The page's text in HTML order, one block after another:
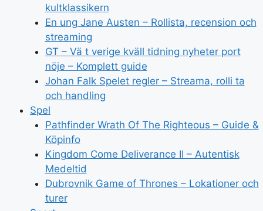
kultklassikern
En ung Jane Austen – Rollista, recension och
streaming
GT – Vä t verige kväll tidning nyheter port
nöje – Komplett guide
Johan Falk Spelet regler – Streama, rolli ta
och handling
Spel
Pathfinder Wrath Of The Righteous – Guide &
Köpinfo
Kingdom Come Deliverance II – Autentisk
Medeltid
Dubrovnik Game of Thrones – Lokationer och
turer